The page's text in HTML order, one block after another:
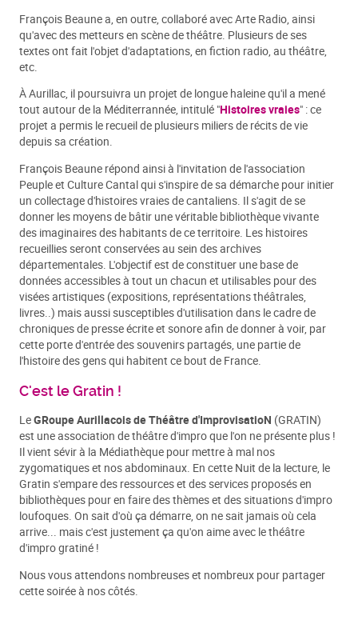
François Beaune a, en outre, collaboré avec Arte Radio, ainsi
qu'avec des metteurs en scène de théâtre. Plusieurs de ses
textes ont fait l'objet d'adaptations, en fiction radio, au théâtre,
etc.
À Aurillac, il poursuivra un projet de longue haleine qu'il a mené
tout autour de la Méditerrannée, intitulé "Histoires vraies" : ce
projet a permis le recueil de plusieurs miliers de récits de vie
depuis sa création.
François Beaune répond ainsi à l'invitation de l'association
Peuple et Culture Cantal qui s'inspire de sa démarche pour initier
un collectage d'histoires vraies de cantaliens. Il s'agit de se
donner les moyens de bâtir une véritable bibliothèque vivante
des imaginaires des habitants de ce territoire. Les histoires
recueillies seront conservées au sein des archives
départementales. L'objectif est de constituer une base de
données accessibles à tout un chacun et utilisables pour des
visées artistiques (expositions, représentations théâtrales,
livres..) mais aussi susceptibles d'utilisation dans le cadre de
chroniques de presse écrite et sonore afin de donner à voir, par
cette porte d'entrée des souvenirs partagés, une partie de
l'histoire des gens qui habitent ce bout de France.
C'est le Gratin !
LeGRoupe Aurillacois de Théâtre d'ImprovisatioN (GRATIN)
est une association de théâtre d'impro que l'on ne présente plus !
Il vient sévir à la Médiathèque pour mettre à mal nos
zygomatiques et nos abdominaux. En cette Nuit de la lecture, le
Gratin s'empare des ressources et des services proposés en
bibliothèques pour en faire des thèmes et des situations d'impro
loufoques. On sait d'où ça démarre, on ne sait jamais où cela
arrive... mais c'est justement ça qu'on aime avec le théâtre
d'impro gratiné !
Nous vous attendons nombreuses et nombreux pour partager
cette soirée à nos côtés.